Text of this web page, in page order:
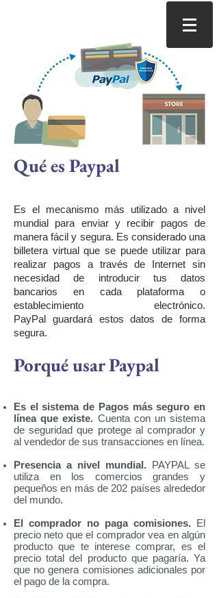
Qué es Paypal
Es el mecanismo más utilizado a nivel
mundial para enviar y recibir pagos de
manera fácil y segura. Es considerado una
billetera virtual que se puede utilizar para
realizar pagos a través de Internet sin
necesidad de introducir tus datos
bancarios en cada plataforma o
establecimiento electrónico.
PayPal guardará estos datos de forma
segura.
Porqué usar Paypal
Es el sistema de Pagos más seguro en
línea que existe. Cuenta con un sistema
de seguridad que protege al comprador y
al vendedor de sus transacciones en línea.
Presencia a nivel mundial. PAYPAL se
utiliza en los comercios grandes y
pequeños en más de 202 países alrededor
del mundo.
El comprador no paga comisiones. El
precio neto que el comprador vea en algún
producto que te interese comprar, es el
precio total del producto que pagaría. Ya
que no genera comisiones adicionales por
el pago de la compra.